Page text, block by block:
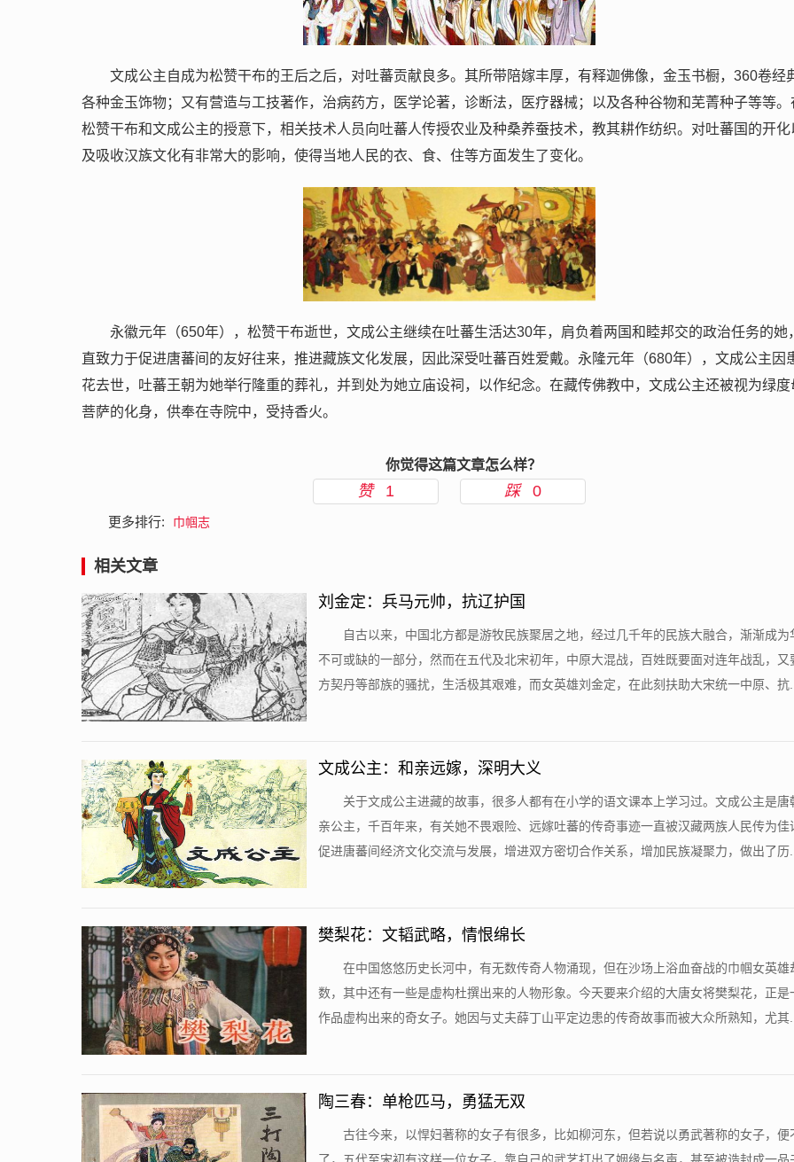
文成公主自成为松赞干布的王后之后，对吐蕃贡献良多。其所带陪嫁丰厚，有释迦佛像，金玉书橱，360卷经
各种金玉饰物；又有营造与工技著作，治病药方，医学论著，诊断法，医疗器械；以及各种谷物和芜菁种子等等。
松赞干布和文成公主的授意下，相关技术人员向吐蕃人传授农业及种桑养蚕技术，教其耕作纺织。对吐蕃国的开化
及吸收汉族文化有非常大的影响，使得当地人民的衣、食、住等方面发生了变化。
永徽元年（650年），松赞干布逝世，文成公主继续在吐蕃生活达30年，肩负着两国和睦邦交的政治任务的她
直致力于促进唐蕃间的友好往来，推进藏族文化发展，因此深受吐蕃百姓爱戴。永隆元年（680年），文成公主因
花去世，吐蕃王朝为她举行隆重的葬礼，并到处为她立庙设祠，以作纪念。在藏传佛教中，文成公主还被视为绿度
菩萨的化身，供奉在寺院中，受持香火。
你觉得这篇文章怎么样？
赞 1 踩 0
更多排行: 巾帼志
相关文章
刘金定：兵马元帅，抗辽护国
自古以来，中国北方都是游牧民族聚居之地，经过几千年的民族大融合，渐渐成为
不可或缺的一部分，然而在五代及北宋初年，中原大混战，百姓既要面对连年战乱，又
方契丹等部族的骚扰，生活极其艰难，而女英雄刘金定，在此刻扶助大宋统一中原、抗
文成公主：和亲远嫁，深明大义
关于文成公主进藏的故事，很多人都有在小学的语文课本上学习过。文成公主是唐
亲公主，千百年来，有关她不畏艰险、远嫁吐蕃的传奇事迹一直被汉藏两族人民传为佳
促进唐蕃间经济文化交流与发展，增进双方密切合作关系，增加民族凝聚力，做出了历
樊梨花：文韬武略，情恨绵长
在中国悠悠历史长河中，有无数传奇人物涌现，但在沙场上浴血奋战的巾帼女英雄
数，其中还有一些是虚构杜撰出来的人物形象。今天要来介绍的大唐女将樊梨花，正是
作品虚构出来的奇女子。她因与丈夫薛丁山平定边患的传奇故事而被大众所熟知，尤其
陶三春：单枪匹马，勇猛无双
古往今来，以悍妇著称的女子有很多，比如柳河东，但若说以勇武著称的女子，便